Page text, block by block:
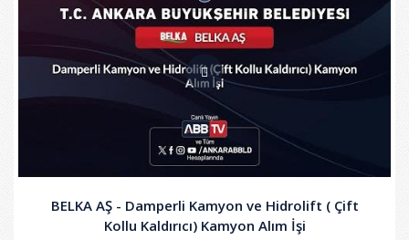
BELKA AŞ - Damperli Kamyon ve Hidrolift ( Çift
Kollu Kaldırıcı) Kamyon Alım İşi